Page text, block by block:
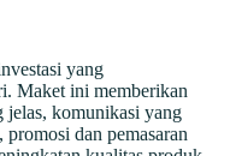
yang
Maket ini memberikan
jelas, komunikasi yang
dan pemasaran